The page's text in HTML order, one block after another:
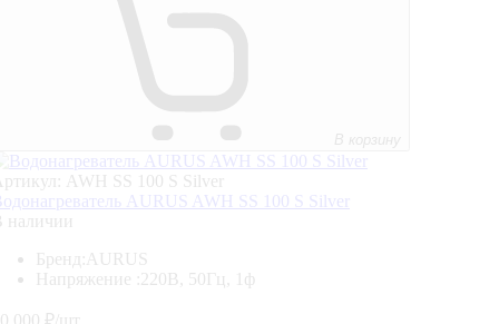
В корзину
AWH SS 100 S Silver
AURUS AWH SS 100 S Silver
наличии
Бренд:
AURUS
Напряжение :
220В, 50Гц, 1ф
000 ₽/шт